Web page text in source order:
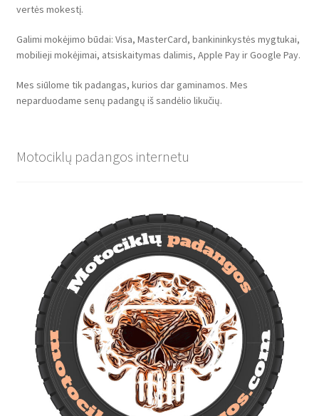
vertės mokestį.
Galimi mokėjimo būdai: Visa, MasterCard, bankininkystės mygtukai,
mobilieji mokėjimai, atsiskaitymas dalimis, Apple Pay ir Google Pay.
Mes siūlome tik padangas, kurios dar gaminamos. Mes
neparduodame senų padangų iš sandėlio likučių.
Motociklų padangos internetu